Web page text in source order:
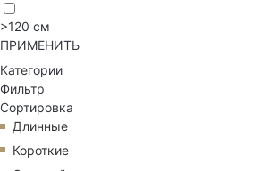
>120 см
ПРИМЕНИТЬ
Категории
Фильтр
Сортировка
Длинные
Короткие